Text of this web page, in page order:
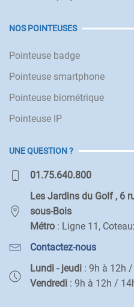
NOS POINTEUSES
Pointeuse badge
Pointeuse smartphone
Pointeuse biométrique
Pointeuse IP
UNE QUESTION ?
01.75.640.800
Les Jardins du Golf , 6
sous-Bois
Métro : Ligne 11,
Contactez-nous
Lundi - jeudi : 9h à 12h
Vendredi : 9h à 12h /